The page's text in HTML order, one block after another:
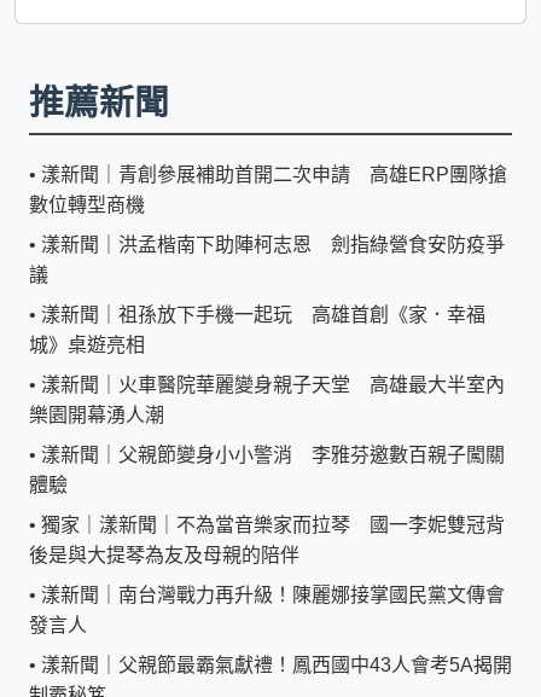
推薦新聞
• 漾新聞｜青創參展補助首開二次申請 高雄ERP團隊搶
數位轉型商機
• 漾新聞｜洪孟楷南下助陣柯志恩 劍指綠營食安防疫爭
議
• 漾新聞｜祖孫放下手機一起玩 高雄首創《家．幸福
城》桌遊亮相
• 漾新聞｜火車醫院華麗變身親子天堂 高雄最大半室內
樂園開幕湧人潮
• 漾新聞｜父親節變身小小警消 李雅芬邀數百親子闖關
體驗
• 獨家｜漾新聞｜不為當音樂家而拉琴 國一李妮雙冠背
後是與大提琴為友及母親的陪伴
• 漾新聞｜南台灣戰力再升級！陳麗娜接掌國民黨文傳會
發言人
• 漾新聞｜父親節最霸氣獻禮！鳳西國中43人會考5A揭開